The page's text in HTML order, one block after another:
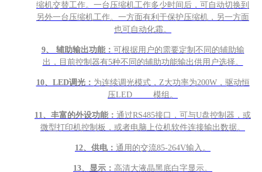
缩机交替工作。一台压缩机工作多少时间后，可自动切换到
另外一台压缩机工作。一方面有利于保护压缩机，另一方面
也可自动化霜。
9、 辅助输出功能： 可根据用户的需要定制不同的辅助输
出，目前控制器有5种不同的辅助功能输出供用户选择。
10、LED调光： 为连续调光模式，Z大功率为200W，驱动恒
压LED 模组。
11、丰富的外设功能： 通过RS485接口，可与U盘控制器，或
微型打印机控制板，或者电脑上位机软件连接输出数据。
12、供电： 通用的交流85-264V输入。
13、显示： 高清大液晶黑底白字显示。